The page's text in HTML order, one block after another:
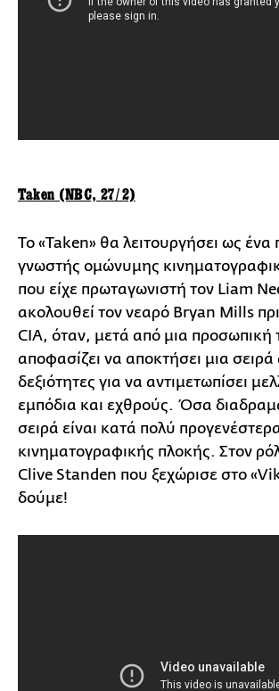
Taken (NBC, 27/2)
Το «Taken» θα λειτουργήσει ως ένα
γνωστής ομώνυμης
που είχε πρωταγωνιστή τον Liam
ακολουθεί τον νεαρό Bryan Mills
CIA, όταν, μετά από μια προσωπική
αποφασίζει να αποκτήσει μια σειρά
δεξιότητες για να αντιμετωπίσει
εμπόδια και εχθρούς. Όσα
σειρά είναι κατά πολύ
κινηματογραφικής πλοκής. Στον
Clive Standen που ξεχώρισε στο
δούμε!